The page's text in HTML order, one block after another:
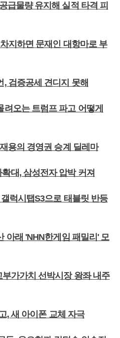
급물량 유지해 실적 타격 피
지하면 문재인 대항마로 부
검증공세 견디지 못해
오는 트럼프 파고 어떻게
용의 경영권 승계 딜레마
대, 삼성전자 압박 커져
럭시탭S3으로 태블릿 반등
아래 'NHN한게임 패밀리' 모
가가치 선박시장 왕좌 내주
, 새 아이폰 교체 자극